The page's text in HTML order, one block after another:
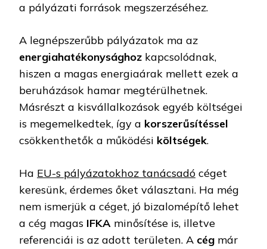
a pályázati források megszerzéséhez.
A legnépszerűbb pályázatok ma az
energiahatékonysághoz kapcsolódnak,
hiszen a magas energiaárak mellett ezek a
beruházások hamar megtérülhetnek.
Másrészt a kisvállalkozások egyéb költségei
is megemelkedtek, így a korszerűsítéssel
csökkenthetők a működési költségek.
Ha EU-s pályázatokhoz tanácsadó céget
keresünk, érdemes őket választani. Ha még
nem ismerjük a céget, jó bizalomépítő lehet
a cég magas IFKA minősítése is, illetve
referenciái is az adott területen. A cég már